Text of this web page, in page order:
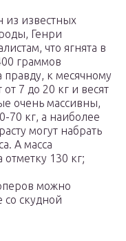
известных
Генри
что ягнята в
граммов
к месячному
7 до 20 кг и весят
очень массивны,
70 кг, а наиболее
могут набрать
А масса
130 кг;
можно
со скудной